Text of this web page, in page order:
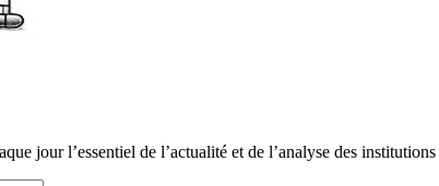
jour l’essentiel de l’actualité et de l’analyse des